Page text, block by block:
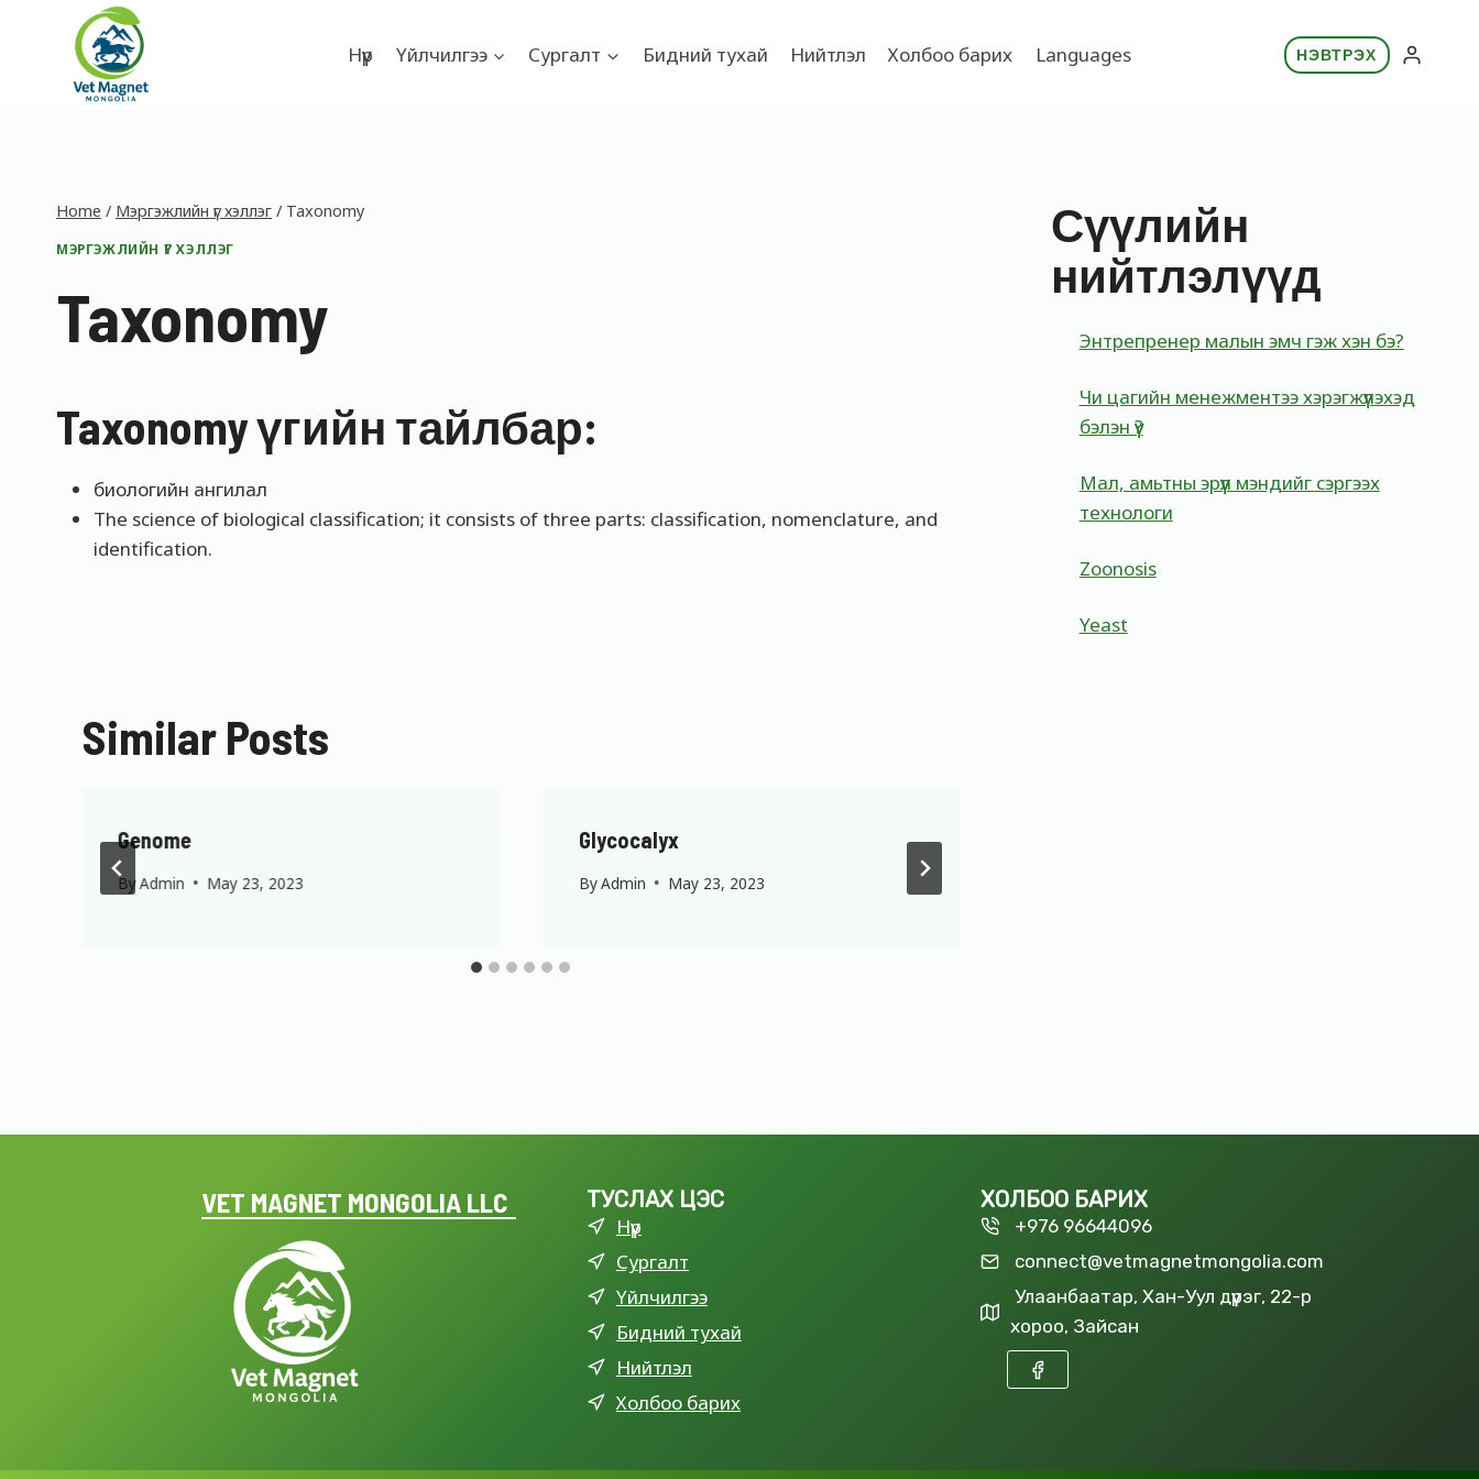
Нүүр Үйлчилгээ Сургалт Бидний тухай Нийтлэл Холбоо барих Languages НЭВТРЭХ
Home / Мэргэжлийн үг хэллэг / Taxonomy
МЭРГЭЖЛИЙН ҮГ ХЭЛЛЭГ
Taxonomy
Taxonomy үгийн тайлбар:
биологийн ангилал
The science of biological classification; it consists of three parts: classification, nomenclature, and
identification.
Similar Posts
Genome
ByAdmin May 23, 2023
Glycocalyx
ByAdmin May 23, 2023
Сүүлийн
нийтлэлүүд
Энтрепренер малын эмч гэж хэн бэ?
Чи цагийн менежментээ хэрэгжүүлэхэд
бэлэн үү?
Мал, амьтны эрүүл мэндийг сэргээх
технологи
Zoonosis
Yeast
VET MAGNET MONGOLIA LLC ТУСЛАХ ЦЭС
Нүүр
Сургалт
Үйлчилгээ
Бидний тухай
Нийтлэл
Холбоо барих
ХОЛБОО БАРИХ
+976 96644096
connect@vetmagnetmongolia.com
Улаанбаатар, Хан-Уул дүүрэг, 22-р
хороо, Зайсан